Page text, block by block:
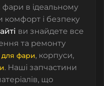
в ідеальному
комфорт і безпеку
ви знайдете все
та ремонту
для фари, корпуси,
. Наші запчастини
що